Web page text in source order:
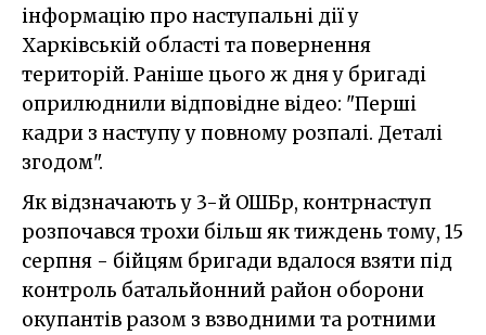
інформацію про наступальні дії у
Харківській області та повернення
територій. Раніше цього ж дня у бригаді
оприлюднили відповідне відео: "Перші
кадри з наступу у повному розпалі. Деталі
згодом".
Як відзначають у 3-й ОШБр, контрнаступ
розпочався трохи більш як тиждень тому, 15
серпня - бійцям бригади вдалося взяти під
контроль батальйонний район оборони
окупантів разом з взводними та ротними